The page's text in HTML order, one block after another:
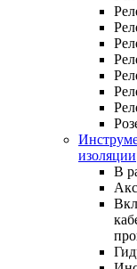
изоляции
В